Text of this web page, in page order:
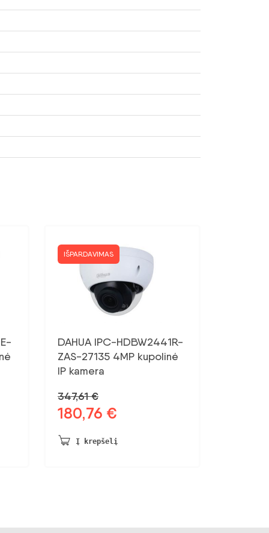
IŠPARDAVIMAS
DAHUA IPC-HDBW2441R-
ZAS-27135 4MP kupolinė
IP kamera
347,61€
Pradinė
buvo:
180,76 €
180,76 €.
Į krepšelį